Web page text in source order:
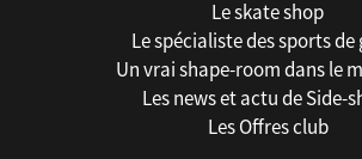
Le skate shop
Le spécialiste des sports de
Un vrai shape-room dans le
Les news et actu de Side-
Les Offres club